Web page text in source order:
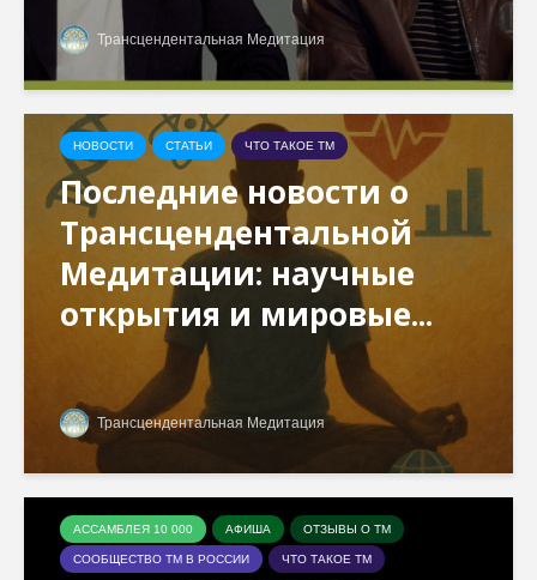
Трансцендентальная Медитация
НОВОСТИ СТАТЬИ ЧТО ТАКОЕ ТМ
Последние новости о
Трансцендентальной
Медитации: научные
открытия и мировые...
Трансцендентальная Медитация
АССАМБЛЕЯ 10 000 АФИША ОТЗЫВЫ О ТМ
СООБЩЕСТВО ТМ В РОССИИ ЧТО ТАКОЕ ТМ